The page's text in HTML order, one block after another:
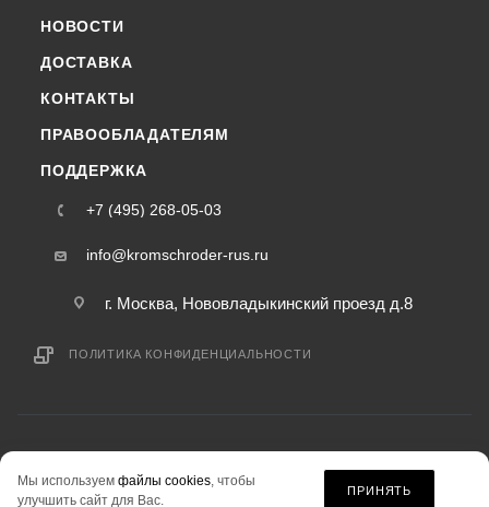
НОВОСТИ
ДОСТАВКА
КОНТАКТЫ
ПРАВООБЛАДАТЕЛЯМ
ПОДДЕРЖКА
+7 (495) 268-05-03
info@kromschroder-rus.ru
г. Москва, Нововладыкинский проезд д.8
ПОЛИТИКА КОНФИДЕНЦИАЛЬНОСТИ
информация на сайте «kromschroder-rus.ru» не является публичной офертой.
Мы используем файлы cookies, чтобы
улучшить сайт для Вас.
ПРИНЯТЬ